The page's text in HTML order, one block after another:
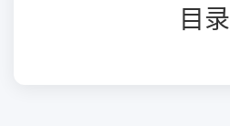
目录